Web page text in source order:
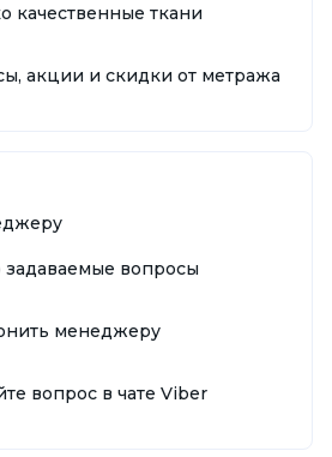
качественные ткани
акции и скидки от метража
задаваемые вопросы
менеджеру
вопрос в чате Viber